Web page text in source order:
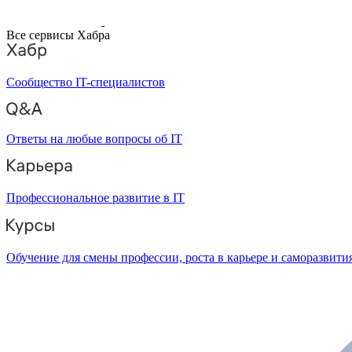
Все сервисы Хабра
Сообщество IT-специалистов
Ответы на любые вопросы об IT
Профессиональное развитие в IT
Обучение для смены профессии, роста в карьере и